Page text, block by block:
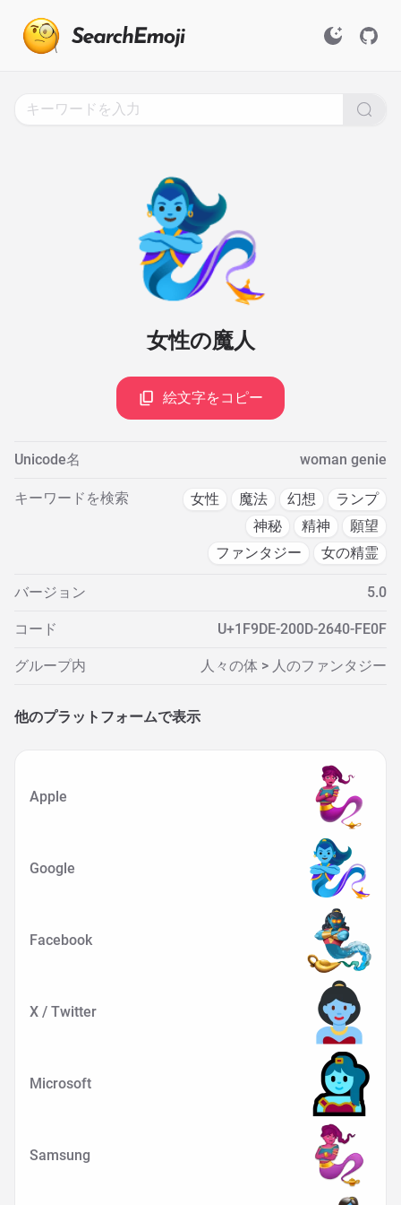
🧞‍♀️
女性の魔人
絵文字をコピー
Unicode名 woman genie
キーワードを検索 女性 魔法 幻想
ランプ
神秘
精神
願望
ファンタジー
女の精霊
バージョン 5.0
コード U+1F9DE-200D-2640-FE0F
グループ内 人々の体 > 人のファンタジー
他のプラットフォームで表示
Apple
Google
Facebook
X / Twitter
Microsoft
Samsung